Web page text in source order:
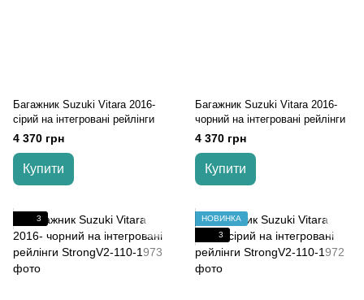
Багажник Suzuki Vitara 2016-
cірий на інтегровані рейлінги
4 370 грн
Купити
Багажник Suzuki Vitara 2016-
чорний на інтегровані рейлінги
4 370 грн
Купити
3
НОВИНКА
3